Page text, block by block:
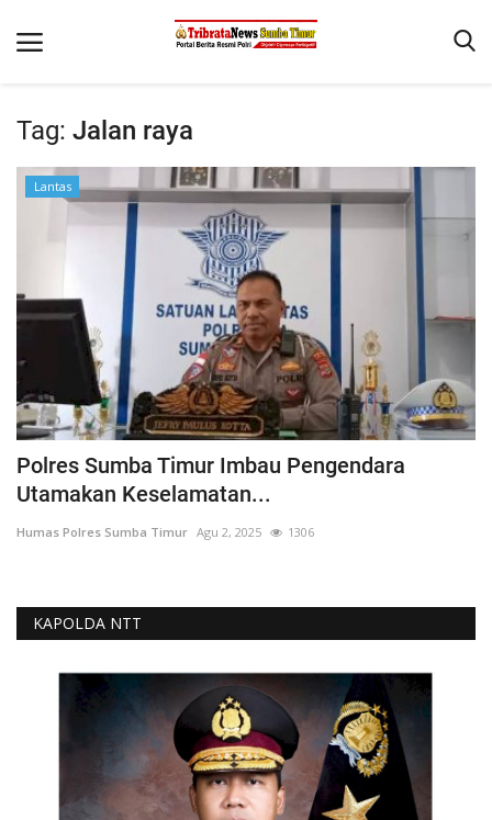
Terms & Conditions
Giat Ops
Polisi Kita
Mitra Polisi
Lantas
Jurnal Kamtibmas
Tag: Jalan raya
Lantas
Polres Sumba Timur Imbau Pengendara
Utamakan Keselamatan...
Humas Polres Sumba Timur Agu 2, 2025 1306
KAPOLDA NTT